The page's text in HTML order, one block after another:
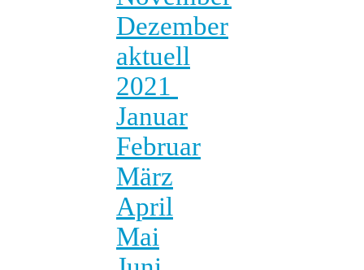
Dezember
aktuell
2021
Januar
Februar
März
April
Mai